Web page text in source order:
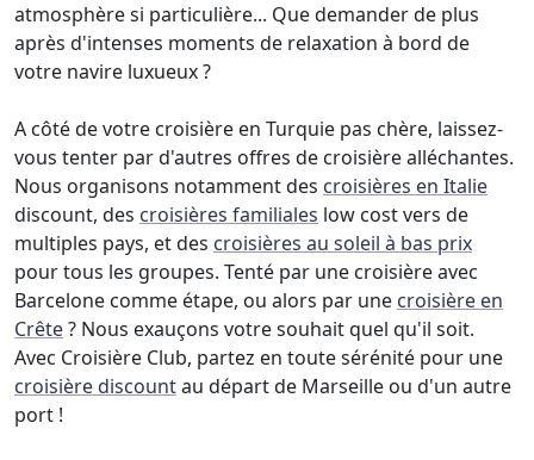
atmosphère si particulière... Que demander de plus
après d'intenses moments de relaxation à bord de
votre navire luxueux ?
A côté de votre croisière en Turquie pas chère, laissez-
vous tenter par d'autres offres de croisière alléchantes.
Nous organisons notamment des croisières en Italie
discount, des croisières familiales low cost vers de
multiples pays, et des croisières au soleil à bas prix
pour tous les groupes. Tenté par une croisière avec
Barcelone comme étape, ou alors par une croisière en
Crête? Nous exauçons votre souhait quel qu'il soit.
Avec Croisière Club, partez en toute sérénité pour une
croisière discountau départ de Marseille ou d'un autre
port !